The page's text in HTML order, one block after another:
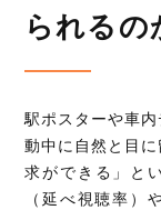
られるの
駅ポスターや車
動中に自然と目
求ができる」と
（延べ視聴率）